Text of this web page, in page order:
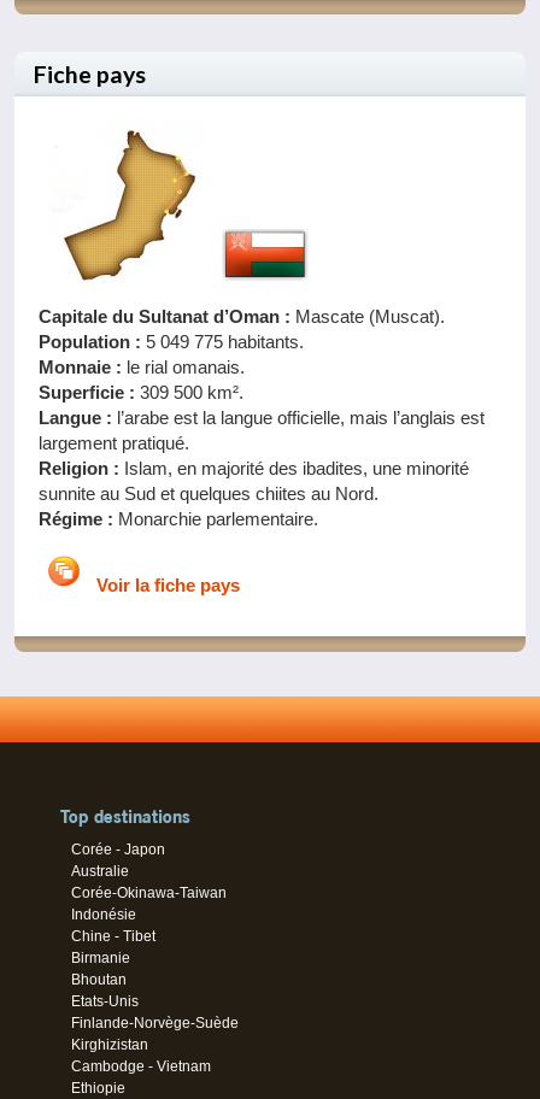
Fiche pays
Capitale du Sultanat d’Oman : Mascate (Muscat).
Population : 5 049 775 habitants.
Monnaie : le rial omanais.
Superficie : 309 500 km².
Langue : l’arabe est la langue officielle, mais l’anglais est
largement pratiqué.
Religion : Islam, en majorité des ibadites, une minorité
sunnite au Sud et quelques chiites au Nord.
Régime : Monarchie parlementaire.
Voir la fiche pays
Top destinations
Corée - Japon
Australie
Corée-Okinawa-Taiwan
Indonésie
Chine - Tibet
Birmanie
Bhoutan
Etats-Unis
Finlande-Norvège-Suède
Kirghizistan
Cambodge - Vietnam
Ethiopie